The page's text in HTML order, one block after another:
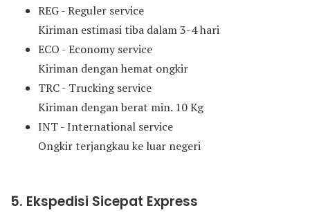
REG - Reguler service
Kiriman estimasi tiba dalam 3-4 hari
ECO - Economy service
Kiriman dengan hemat ongkir
TRC - Trucking service
Kiriman dengan berat min. 10 Kg
INT - International service
Ongkir terjangkau ke luar negeri
5. Ekspedisi Sicepat Express